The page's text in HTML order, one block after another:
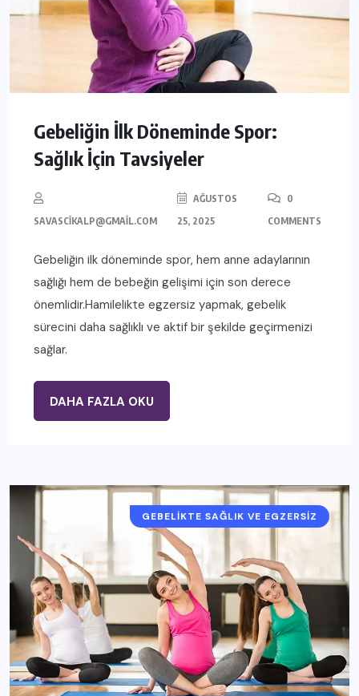
Gebeliğin İlk Döneminde Spor:
Sağlık İçin Tavsiyeler
SAVASCIKALP@GMAIL.COM
AĞUSTOS
25, 2025
0
COMMENTS
Gebeliğin ilk döneminde spor, hem anne adaylarının
sağlığı hem de bebeğin gelişimi için son derece
önemlidir.Hamilelikte egzersiz yapmak, gebelik
sürecini daha sağlıklı ve aktif bir şekilde geçirmenizi
sağlar.
DAHA FAZLA OKU
GEBELIKTE SAĞLIK VE EGZERSIZ